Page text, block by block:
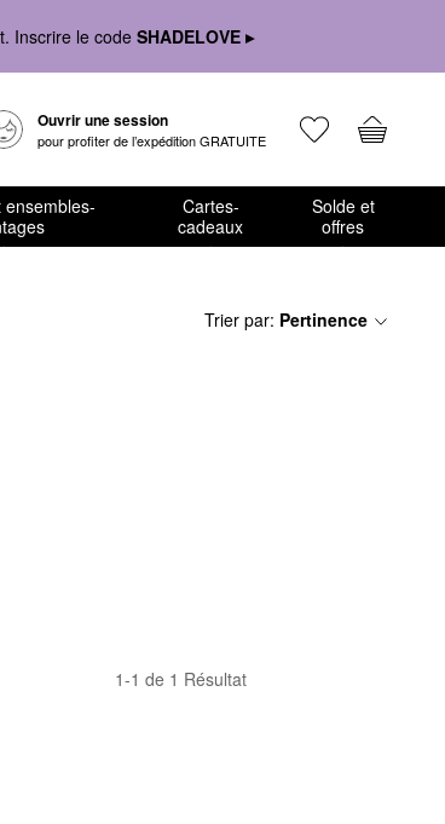
Inscrire le code SHADELOVE ▸
Ouvrir une session
pour profiter de l’expédition GRATUITE
Cartes-
cadeaux
Solde et
offres
Trier par: Pertinence
1-1 de 1 Résultat